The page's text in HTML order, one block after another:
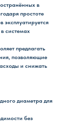
в
простоте
эксплуатируется
системах
предлагать
позволяющие
и снижать
диаметра для
без